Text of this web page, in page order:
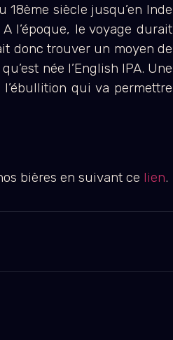
18ème siècle jusqu’en Inde
l’époque, le voyage durait
donc trouver un moyen de
née l’English IPA. Une
qui va permettre
bières en suivant ce lien.